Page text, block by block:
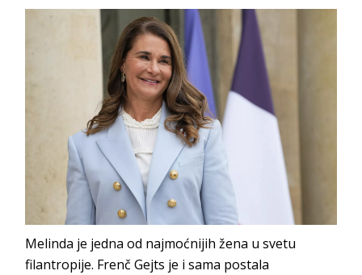
Melinda je jedna od najmoćnijih žena u svetu
filantropije. Frenč Gejts je i sama postala